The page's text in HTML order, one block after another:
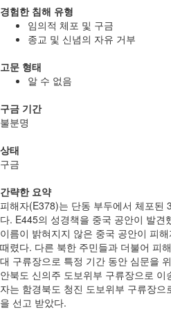
경험한 침해 유형
임의적 체포 및 구금
종교 및 신념의 자유 거부
고문 형태
알 수 없음
구금 기간
불분명
상태
구금
간략한 요약
피해자(E378)는 단동 부두에서 체포된
다. E445의 성경책을 중국 공안이 발견
이름이 밝혀지지 않은 중국 공안이 피
때렸다. 다른 북한 주민들과 더불어 피
대 구류장으로 특정 기간 동안 심문을
안북도 신의주 도보위부 구류장으로
자는 함경북도 청진 도보위부 구류장
을 선고 받았다.